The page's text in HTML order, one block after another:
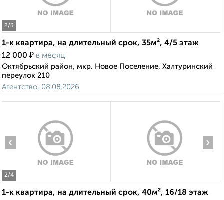
2/3
1-к квартира, на длительный срок, 35м², 4/5 этаж
12 000 ₽ в месяц
Октябрьский район, мкр. Новое Поселение, Халтуринский
переулок 210
Агентство, 08.08.2026
2/4
‹ ›
1-к квартира, на длительный срок, 40м², 16/18 этаж